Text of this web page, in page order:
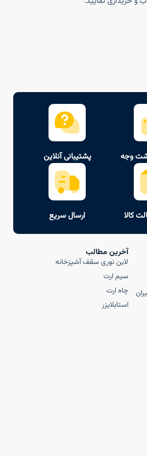
وجه پشتیبانی آنلاین
کالا ارسال سریع
آخرین مطالب
لاین نوری سقف آشپزخانه
سیم ارت
چاه ارت
استابلایزر